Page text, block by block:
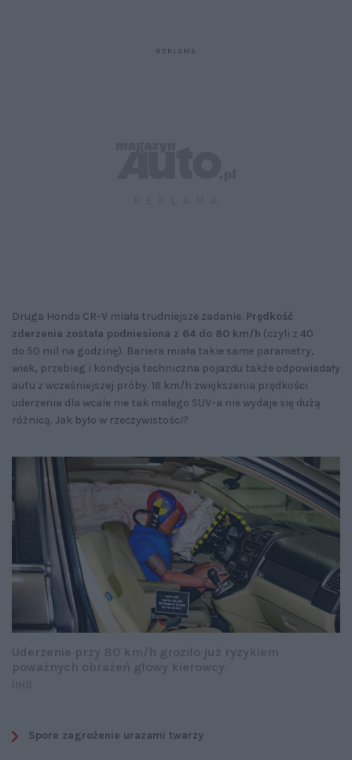
Druga Honda CR-V miała trudniejsze zadanie. Prędkość
zderzenia została podniesiona z 64 do 80 km/h (czyli z 40
do 50 mil na godzinę). Bariera miała takie same parametry,
wiek, przebieg i kondycja techniczna pojazdu także odpowiadały
autu z wcześniejszej próby. 16 km/h zwiększenia prędkości
uderzenia dla wcale nie tak małego SUV-a nie wydaje się dużą
różnicą. Jak było w rzeczywistości?
Spore zagrożenie urazami twarzy